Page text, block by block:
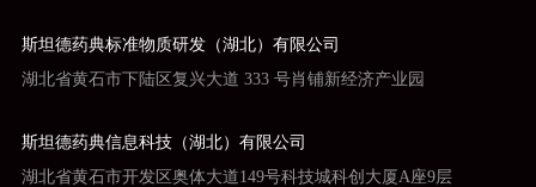
斯坦德药典标准物质研发（湖北）有限公司
湖北省黄石市下陆区复兴大道 333 号肖铺新经济产业园
斯坦德药典信息科技（湖北）有限公司
湖北省黄石市开发区奥体大道149号科技城科创大厦A座9层